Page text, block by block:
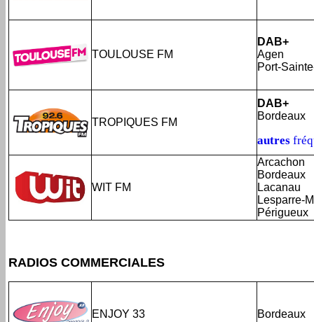
TOULOUSE FM
DAB+
Agen
Port-
TROPIQUES FM
DAB+
Bordeaux
autres
WIT FM
Arcachon
Bordeaux
Lacanau
Lesparre-
Périgueux
RADIOS COMMERCIALES
ENJOY 33 Bordeaux